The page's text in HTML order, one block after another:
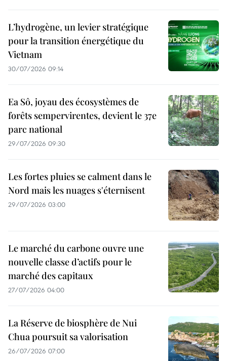
L’hydrogène, un levier stratégique
pour la transition énergétique du
Vietnam
30/07/2026 09:14
Ea Sô, joyau des écosystèmes de
forêts sempervirentes, devient le 37e
parc national
29/07/2026 09:30
Les fortes pluies se calment dans le
Nord mais les nuages s'éternisent
29/07/2026 03:00
Le marché du carbone ouvre une
nouvelle classe d’actifs pour le
marché des capitaux
27/07/2026 04:00
La Réserve de biosphère de Nui
Chua poursuit sa valorisation
26/07/2026 07:00